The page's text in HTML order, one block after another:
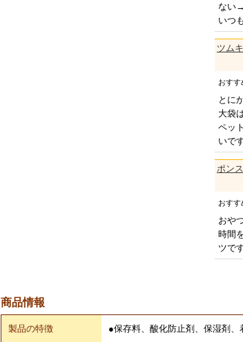
ない
いつ
ツム
おすす
とに
大袋
ペッ
いです
ポン
おすす
おや
時間
ツです
商品情報
製品の特徴 ●保存料、酸化防止剤、保湿剤、